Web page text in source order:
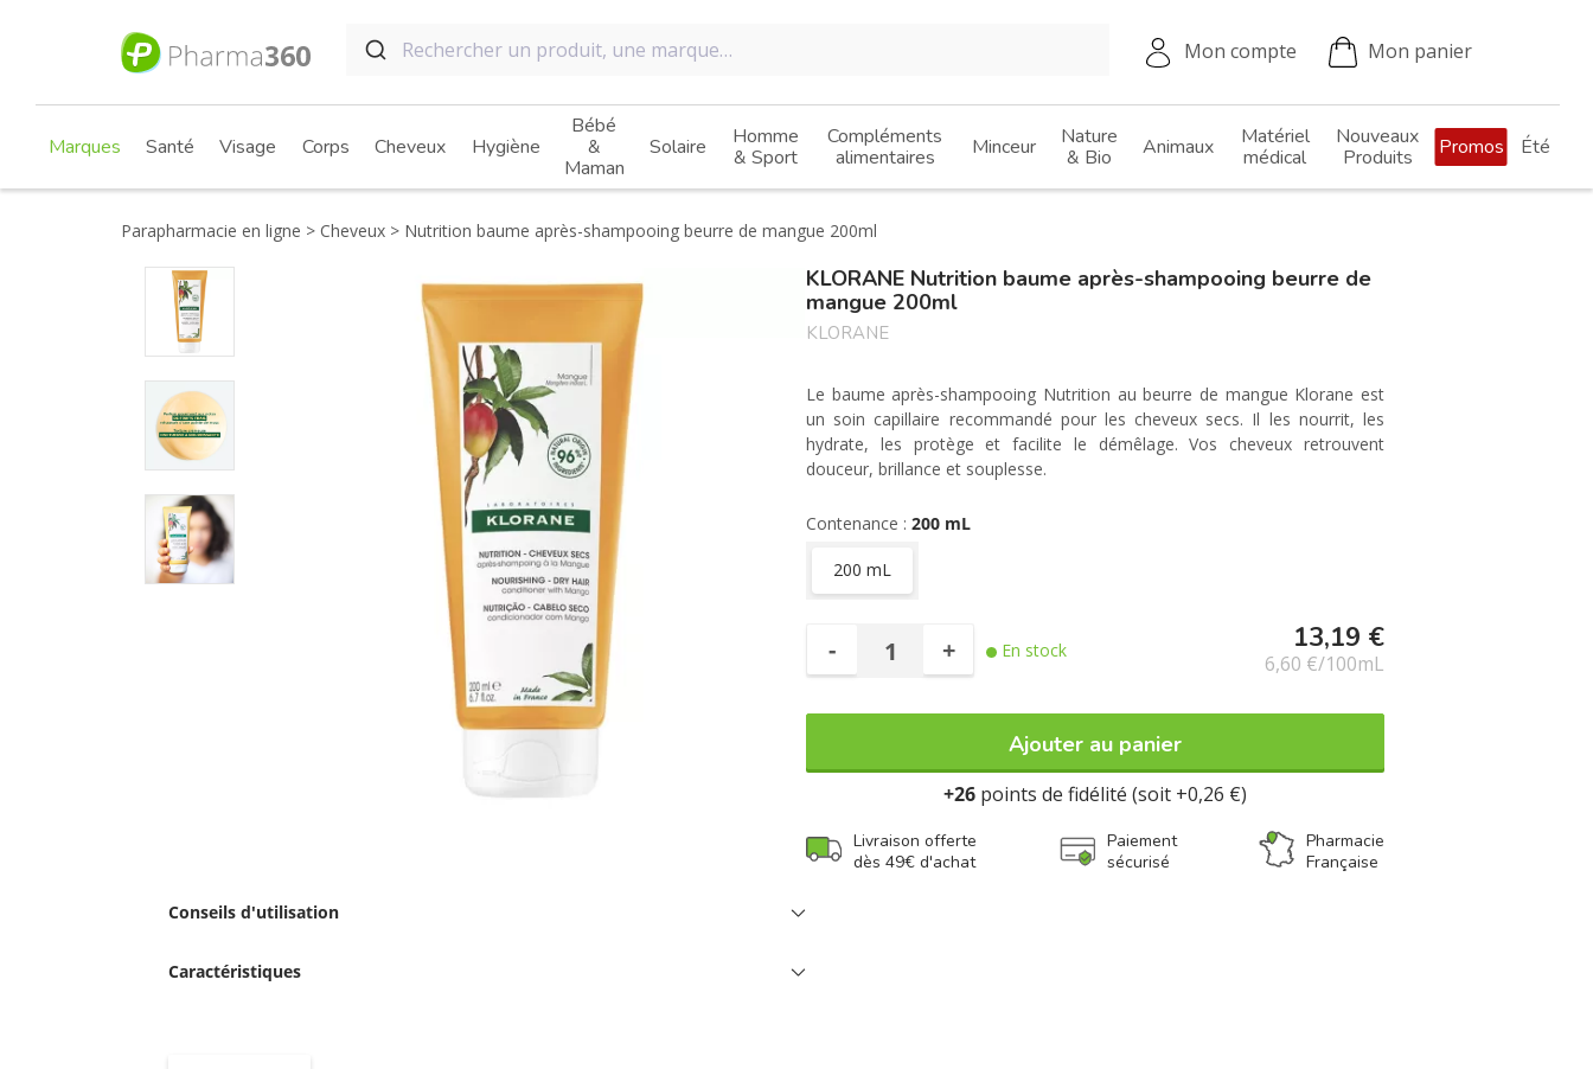
Mon compte Mon panier
Marques Santé Visage Corps Cheveux Hygiène
Bébé
&
Maman
Solaire
Homme
& Sport
Compléments
alimentaires
Minceur
Nature
& Bio
Animaux
Matériel
médical
Nouveaux
Produits
Promos Été
Parapharmacie en ligne Cheveux Nutrition baume après-shampooing beurre de mangue 200ml
KLORANE Nutrition baume après-shampooing beurre de
mangue 200ml
KLORANE
Le baume après-shampooing Nutrition au beurre de mangue Klorane est
un soin capillaire recommandé pour les cheveux secs. Il les nourrit, les
hydrate, les protège et facilite le démêlage. Vos cheveux retrouvent
douceur, brillance et souplesse.
Contenance : 200 mL
200 mL
En stock
- + 13,19 €
6,60 €/100mL
Ajouter au panier
+26 points de fidélité (soit +0,26 €)
Livraison offerte
dès 49€ d'achat
Paiement
sécurisé
Pharmacie
Française
Conseils d'utilisation
Caractéristiques